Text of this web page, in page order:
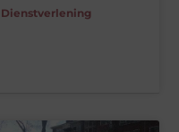
Dienstverlening